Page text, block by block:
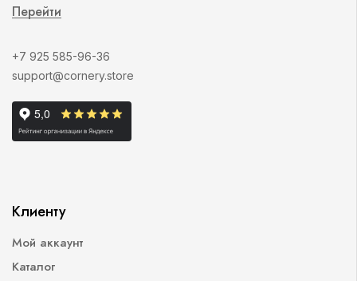
Перейти
+7 925 585-96-36
support@cornery.store
Клиенту
Мой аккаунт
Каталог